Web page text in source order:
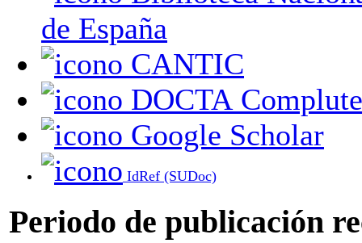
de España
CANTIC
DOCTA
Google Scholar
IdRef (SUDoc)
Periodo de publicación